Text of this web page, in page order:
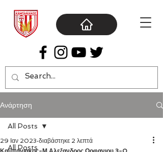
Ανάρτηση
All Posts
All Posts
29 Ιαν 2023 διαβάστηκε 2 λεπτά